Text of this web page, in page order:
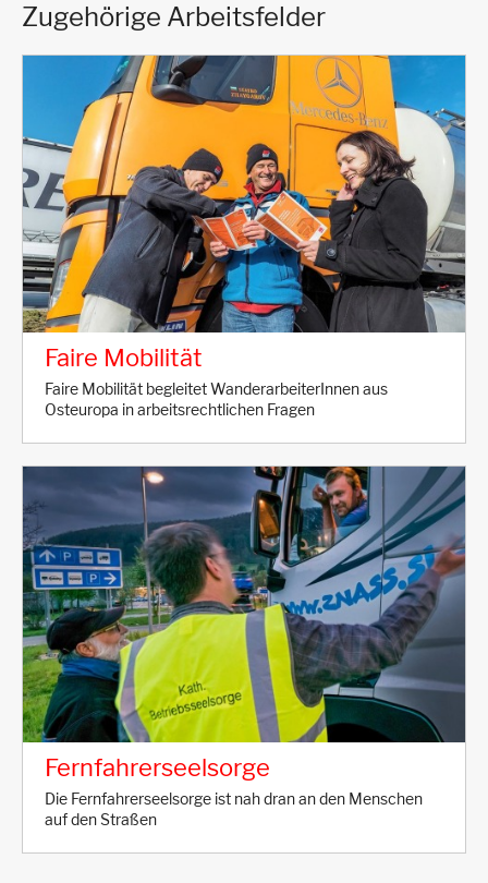
Zugehörige Arbeitsfelder
Faire Mobilität
Faire Mobilität begleitet WanderarbeiterInnen aus
Osteuropa in arbeitsrechtlichen Fragen
Fernfahrerseelsorge
Die Fernfahrerseelsorge ist nah dran an den Menschen
auf den Straßen